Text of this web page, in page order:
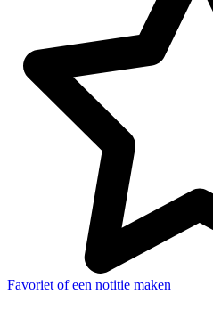
Favoriet of een notitie maken